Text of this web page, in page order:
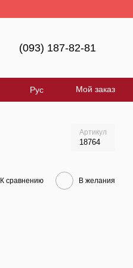
(093) 187-82-81
Рус Мой заказ
Артикул
18764
К сравнению В желания